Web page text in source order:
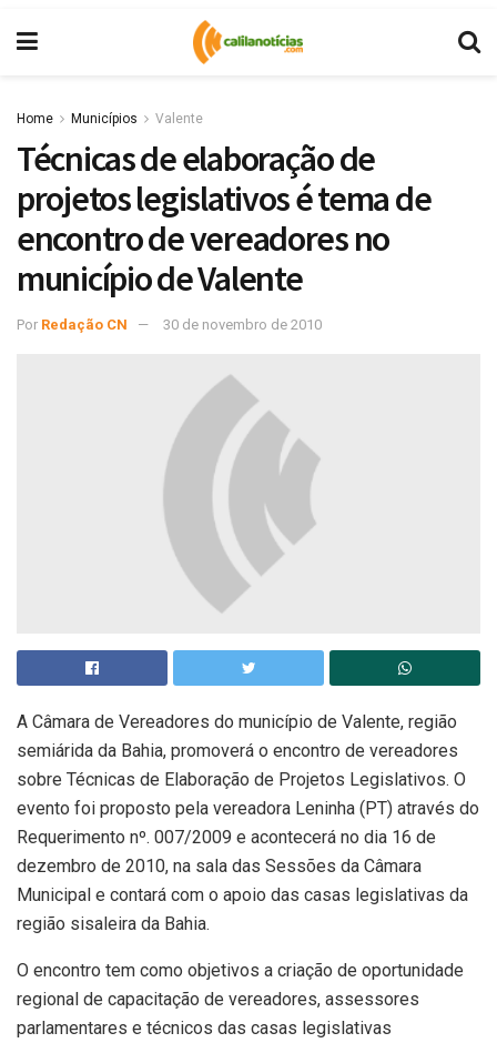
Home Municípios Valente
Técnicas de elaboração de
projetos legislativos é tema de
encontro de vereadores no
município de Valente
Por Redação CN 30 de novembro de 2010
A Câmara de Vereadores do município de Valente, região
semiárida da Bahia, promoverá o encontro de vereadores
sobre Técnicas de Elaboração de Projetos Legislativos. O
evento foi proposto pela vereadora Leninha (PT) através do
Requerimento nº. 007/2009 e acontecerá no dia 16 de
dezembro de 2010, na sala das Sessões da Câmara
Municipal e contará com o apoio das casas legislativas da
região sisaleira da Bahia.
O encontro tem como objetivos a criação de oportunidade
regional de capacitação de vereadores, assessores
parlamentares e técnicos das casas legislativas